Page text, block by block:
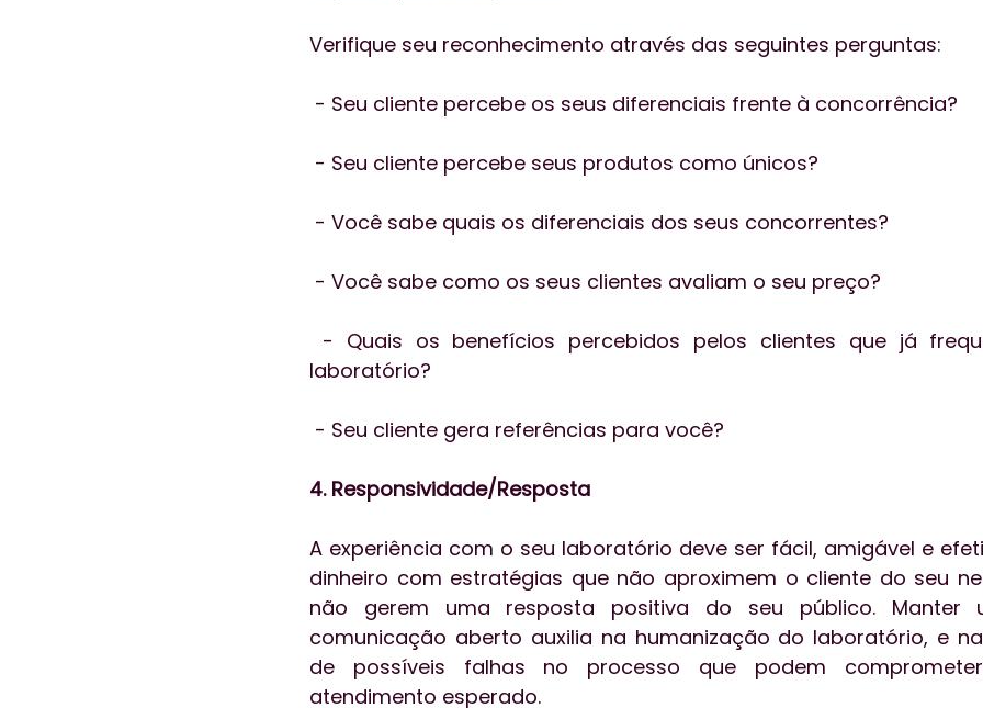
Verifique seu reconhecimento através das seguintes perguntas:
- Seu cliente percebe os seus diferenciais frente à concorrência?
- Seu cliente percebe seus produtos como únicos?
- Você sabe quais os diferenciais dos seus concorrentes?
- Você sabe como os seus clientes avaliam o seu preço?
laboratório?
- Seu cliente gera referências para você?
4. Responsividade/Resposta
A experiência com o seu laboratório deve ser fácil, amigável e
dinheiro com estratégias que não aproximem o cliente do seu
não gerem uma resposta positiva do seu público. Manter
comunicação aberto auxilia na humanização do laboratório, e
de possíveis falhas no processo que podem
atendimento esperado.